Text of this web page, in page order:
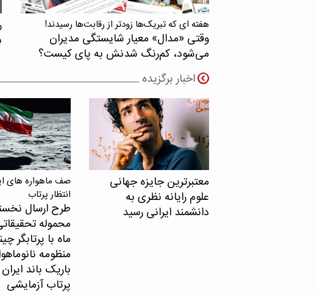
هفته ای که تبریک‌ها زودتر از رقابت‌ها رسیدند!
وقتی «مدال‌» معیار شایستگی مدیران
می‌شود، کم‌رنگ شدنش به پای کیست؟
اخبار برگزیده
معتبرترین جایزه جهانی
علوم رایانه نظری به
دانشمند ایرانی رسید
صف ماهواره های
انتظار پرتاب
طرح ارسال
محموله
ماه با پرتابگر
منظومه
باریک باند
پرتاب آزمایشی